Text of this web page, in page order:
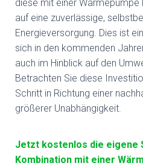
diese mit einer Wärmepumpe
auf eine zuverlässige,
Energieversorgung. Dies ist
sich in den kommenden
auch im Hinblick auf den
Betrachten Sie diese
Schritt in Richtung einer
größerer Unabhängigkeit.
Jetzt kostenlos die eigene
Kombination mit einer